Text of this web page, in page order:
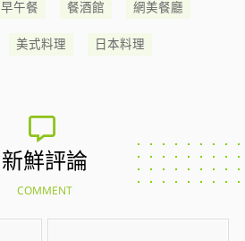
早午餐 餐酒館 網美餐廳
美式料理 日本料理
新鮮評論
COMMENT